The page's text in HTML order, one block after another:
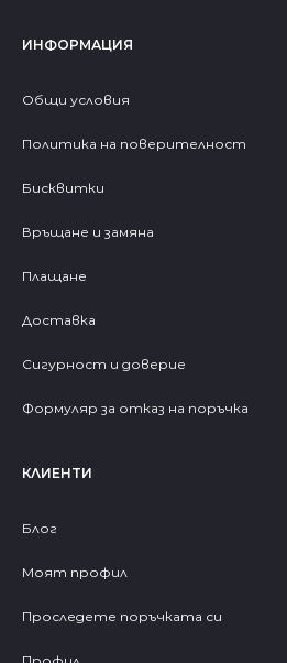
ИНФОРМАЦИЯ
Общи условия
Политика на поверителност
Бисквитки
Връщане и замяна
Плащане
Доставка
Сигурност и доверие
Формуляр за отказ на поръчка
КЛИЕНТИ
Блог
Моят профил
Проследете поръчката си